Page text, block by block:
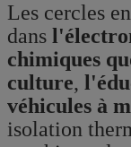
Les cercles
dans
chimiques
culture,
véhicules à
isolation